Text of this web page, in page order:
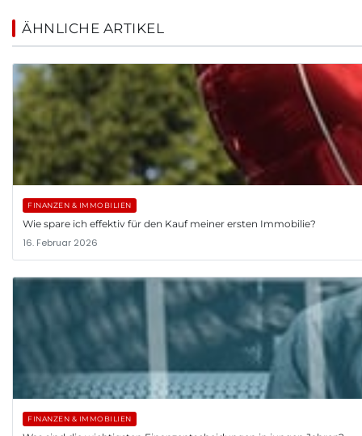
ÄHNLICHE ARTIKEL
FINANZEN & IMMOBILIEN
Wie spare ich effektiv für den Kauf meiner ersten Immobilie?
16. Februar 2026
FINANZEN & IMMOBILIEN